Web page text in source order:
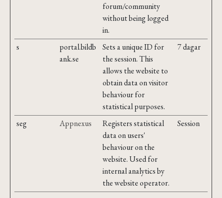
forum/community
without being logged
in.
s
portal.bildb
ank.se
Sets a unique ID for
the session. This
allows the website to
obtain data on visitor
behaviour for
statistical purposes.
7 dagar
seg Appnexus
Registers statistical
data on users'
behaviour on the
website. Used for
internal analytics by
the website operator.
Session